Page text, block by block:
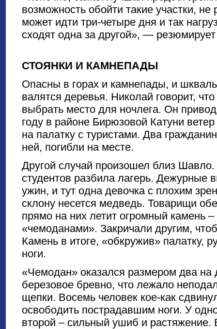
возможность обойти такие участки, не
может идти три-четыре дня и так
сходят одна за другой», —
СТОЯНКИ И КАМНЕПАДЫ
Опасны в горах и камнепады, и
валятся деревья. Николай говорит,
выбрать место для ночлега. Он
году в районе Бирюзовой Катуни
на палатку с туристами. Два
ней, погибли на месте.
Другой случай произошел близ Шавло.
студентов разбила лагерь. Дежурные
ужин, и тут одна девочка с плохим
склону несется медведь. Товарищи
прямо на них летит огромный камень
«чемоданами». Закричали другим,
Камень в итоге, «обкружив» палатку,
ноги.
«Чемодан» оказался размером два
березовое бревно, что лежало
щепки. Восемь человек кое-как
освободить пострадавшим ноги. У
второй – сильный ушиб и растяжение.